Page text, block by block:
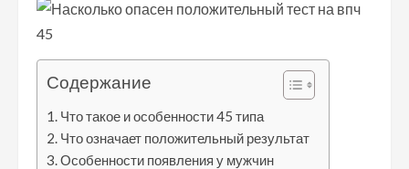
Содержание
Что такое и особенности 45 типа
Что означает положительный результат
Особенности появления у мужчин